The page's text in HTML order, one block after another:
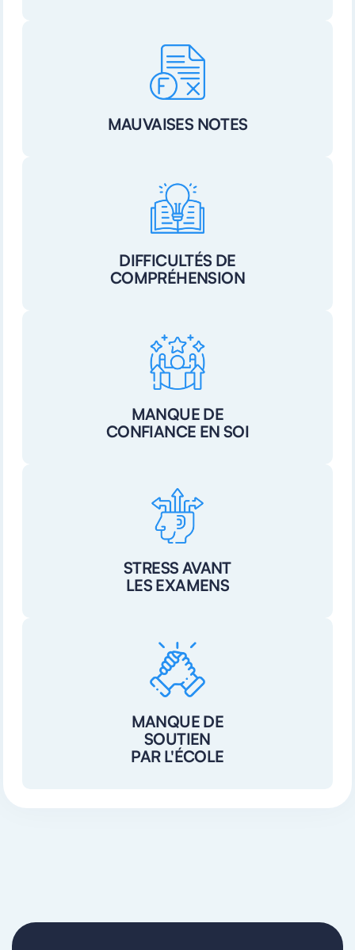
MAUVAISES NOTES
DIFFICULTÉS DE
COMPRÉHENSION
MANQUE DE
CONFIANCE EN SOI
STRESS AVANT
LES EXAMENS
MANQUE DE
SOUTIEN
PAR L'ÉCOLE